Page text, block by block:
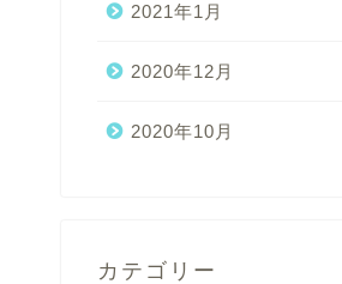
2021年1月
2020年12月
2020年10月
カテゴリー